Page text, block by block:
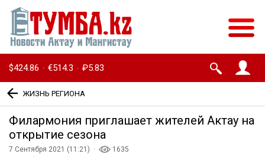
$424.86 · €514.3 · ₽5.83
ЖИЗНЬ РЕГИОНА
Филармония приглашает жителей Актау на
открытие сезона
7 Сентября 2021 (11:21) ·
1635